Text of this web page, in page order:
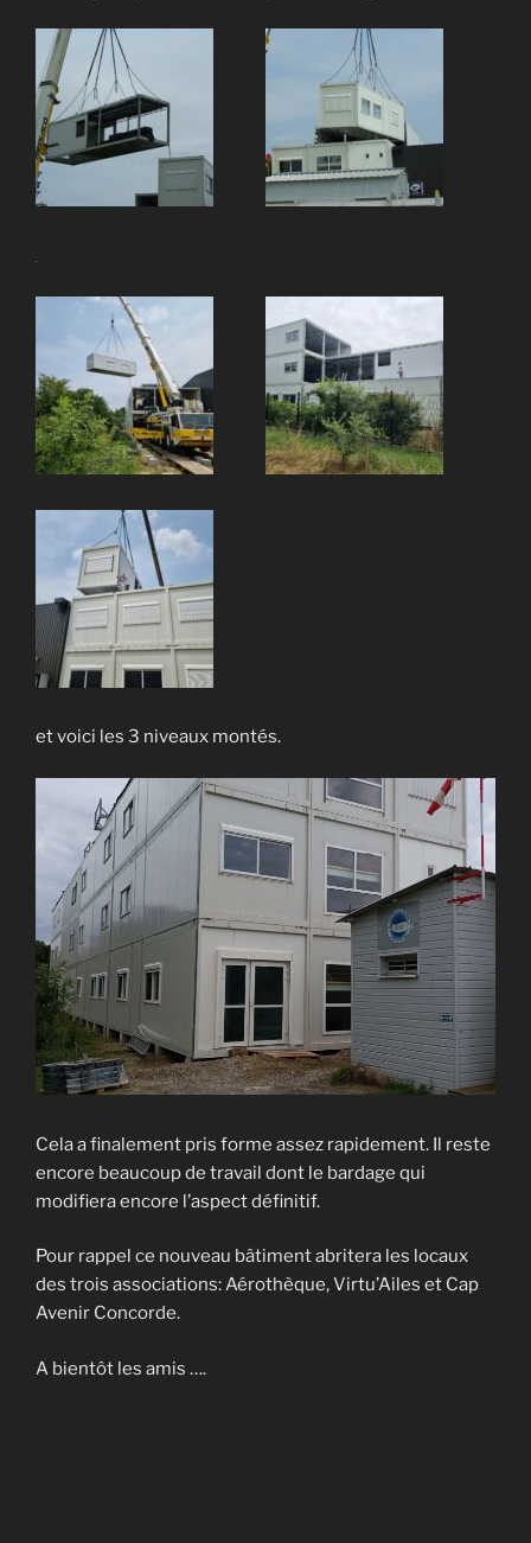
et voici les 3 niveaux montés.
Cela a finalement pris forme assez rapidement. Il reste
encore beaucoup de travail dont le bardage qui
modifiera encore l’aspect définitif.
Pour rappel ce nouveau bâtiment abritera les locaux
des trois associations: Aérothèque, Virtu’Ailes et Cap
Avenir Concorde.
A bientôt les amis ….